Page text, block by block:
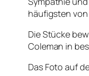
häufigsten
Die Stücke
Coleman in
Das Foto auf